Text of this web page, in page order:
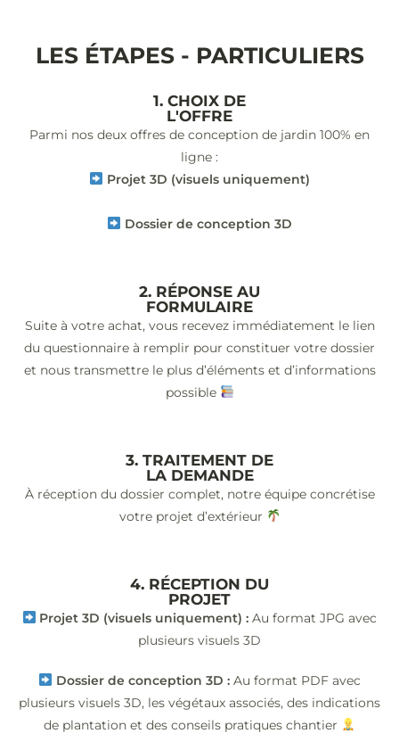
LES ÉTAPES - PARTICULIERS
1. CHOIX DE
L'OFFRE
Parmi nos deux offres de conception de jardin 100% en
ligne :
Projet 3D (visuels uniquement)
Dossier de conception 3D
2. RÉPONSE AU
FORMULAIRE
Suite à votre achat, vous recevez immédiatement le lien
du questionnaire à remplir pour constituer votre dossier
et nous transmettre le plus d’éléments et d’informations
possible
3. TRAITEMENT DE
LA DEMANDE
À réception du dossier complet, notre équipe concrétise
votre projet d’extérieur
4. RÉCEPTION DU
PROJET
Projet 3D (visuels uniquement) : Au format JPG avec
plusieurs visuels 3D
Dossier de conception 3D :Au format PDF avec
plusieurs visuels 3D, les végétaux associés, des indications
de plantation et des conseils pratiques chantier